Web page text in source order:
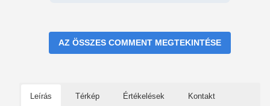
AZ ÖSSZES COMMENT MEGTEKINTÉSE
Leírás Térkép Értékelések Kontakt